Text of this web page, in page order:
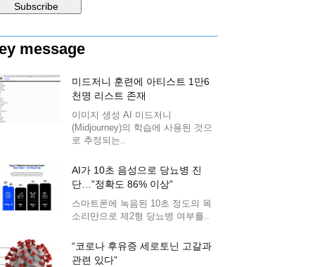
message
미드저니 훈련에 아티스트 1만6
천명 리스트 존재
이미지 생성 AI 미드저니
(Midjourney)의 학습에 사용된 것으
로 추정되는..
AI가 10초 음성으로 당뇨병 진
단…”정확도 86% 이상”
스마트폰에 녹음된 10초 정도의 목
소리만으로 제2형 당뇨병 여부를..
“코로나 후유증 세로토닌 고갈과
관련 있다”